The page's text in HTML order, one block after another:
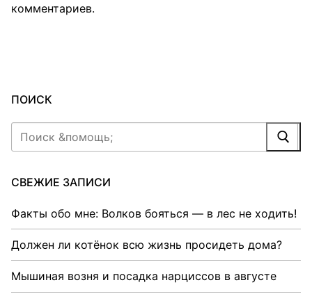
комментариев.
ПОИСК
Найти:
СВЕЖИЕ ЗАПИСИ
Факты обо мне: Волков бояться — в лес не ходить!
Должен ли котёнок всю жизнь просидеть дома?
Мышиная возня и посадка нарциссов в августе